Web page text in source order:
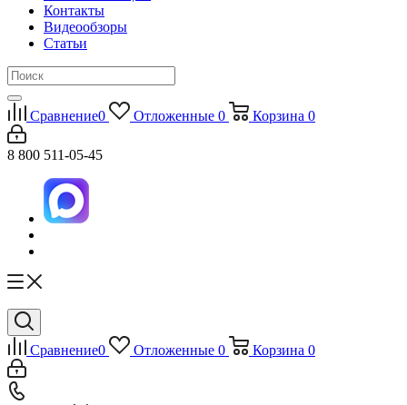
Контакты
Видеообзоры
Статьи
Сравнение0 Отложенные 0 Корзина 0
8 800 511-05-45
Сравнение0 Отложенные 0 Корзина 0